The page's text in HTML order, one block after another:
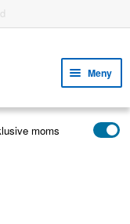
Meny
moms